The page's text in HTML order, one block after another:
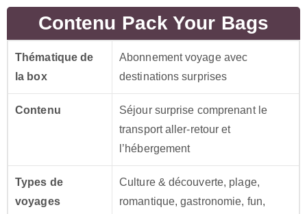
Contenu Pack Your Bags
Thématique de
la box
Abonnement voyage avec
destinations surprises
Contenu
Séjour surprise comprenant le
transport aller-retour et
l’hébergement
Types de
voyages
Culture & découverte, plage,
romantique, gastronomie, fun,